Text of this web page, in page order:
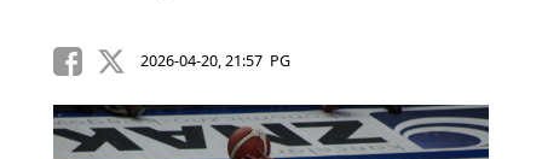
2026-04-20, 21:57 PG